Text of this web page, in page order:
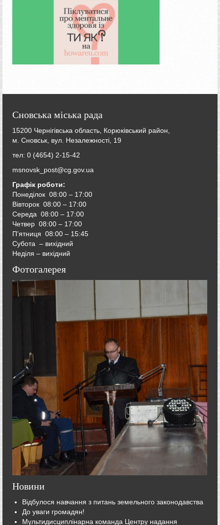
Сновська міська рада
15200 Чернігівська область, Корюківський район,
м. Сновськ, вул. Незалежності, 19
тел: 0 (4654) 2-15-42
msnovsk_post@cg.gov.ua
Графік роботи:
Понеділок 08:00 – 17:00
Вівторок 08:00 – 17:00
Середа 08:00 – 17:00
Четвер 08:00 – 17:00
П’ятниця 08:00 – 15:45
Субота – вихідний
Неділя – вихідний
Фотогалерея
Новини
Відбулося навчання з питань земельного законодавства
До уваги громадян!
Мультидисциплінарна команда Центру надання